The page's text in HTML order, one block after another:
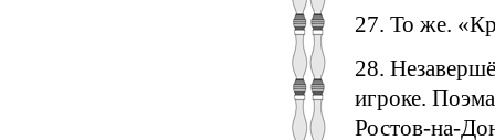
27. То же.
28.
игроке.
Ростов-на-